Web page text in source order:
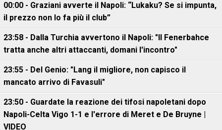
00:00 - Graziani avverte il Napoli: “Lukaku? Se si impunta,
il prezzo non lo fa più il club”
23:58 - Dalla Turchia avvertono il Napoli: "Il Fenerbahce
tratta anche altri attaccanti, domani l'incontro"
23:55 - Del Genio: "Lang il migliore, non capisco il
mancato arrivo di Favasuli"
23:50 - Guardate la reazione dei tifosi napoletani dopo
Napoli-Celta Vigo 1-1 e l'errore di Meret e De Bruyne |
VIDEO